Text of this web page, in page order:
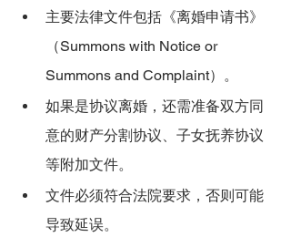
主要法律文件包括《离婚申请书》
（Summons with Notice or
Summons and Complaint）。
如果是协议离婚，还需准备双方同
意的财产分割协议、子女抚养协议
等附加文件。
文件必须符合法院要求，否则可能
导致延误。